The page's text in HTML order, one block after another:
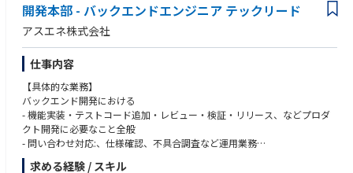
■メディカル・コマーシャル領域のコンプライアンス支援
・MR・MSLによる情報提供活動に関するアドバイス
・販促資材、メディカル資材、講演会資料等のコンプライアンスレビュー
・外部モニタリングに関する委員会対応および関連資料作成
■ポリシー整備・教育研修
・APAC地域のコンプライアンス関連規程やガイドラインの整備・改訂
・社内からの問い合わせ対応
・年間コンプライアンストレーニング計画の策定
・教育研修および社内啓発施策の企画・運営
・新入社員研修や営業・代理店向け研修の実施
開発本部 - バックエンドエンジニア テックリード
アスエネ株式会社
仕事内容
【具体的な業務】
バックエンド開発における
- 機能実装・テストコード追加・レビュー・検証・リリース、などプロダ
クト開発に必要なこと全般
- 問い合わせ対応:、仕様確認、不具合調査など運用業務
- DBのテーブル設計やパフォーマンス改善
求める経験 / スキル